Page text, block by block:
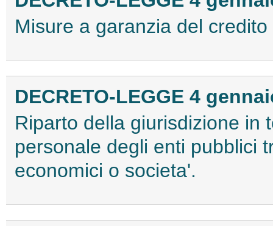
Misure a garanzia del
DECRETO-LEGGE 4
Riparto della giurisdizione in
personale degli enti pubblici
economici o societa'.